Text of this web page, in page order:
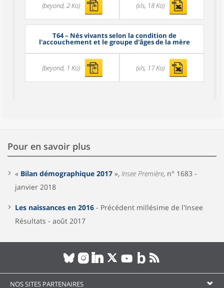
(beyond, 2 Ko) (xls, 18 Ko)
T64– Nés vivants selon la condition de
l'accouchement et le groupe d'âges de la mère
(beyond, 1 Ko) (xls, 17 Ko)
Pour en savoir plus
« Bilan démographique 2017 », Insee Première, n° 1683 -
janvier 2018
Les naissances en 2016 - Précédent millésime de l'Insee
Résultats - août 2017
NOS SITES PARTENAIRES